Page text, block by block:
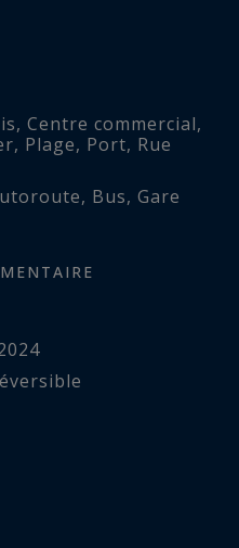
, Centre commercial,
, Plage, Port, Rue
, Bus, Gare